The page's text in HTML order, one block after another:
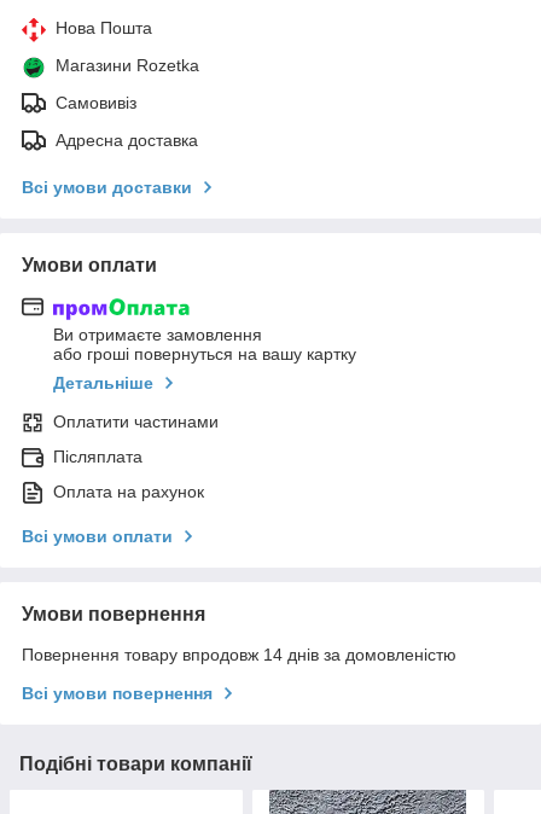
Нова Пошта
Магазини Rozetka
Самовивіз
Адресна доставка
Всі умови доставки
Умови оплати
Ви отримаєте замовлення
або гроші повернуться на вашу картку
Детальніше
Оплатити частинами
Післяплата
Оплата на рахунок
Всі умови оплати
Умови повернення
Повернення товару впродовж 14 днів за домовленістю
Всі умови повернення
Подібні товари компанії